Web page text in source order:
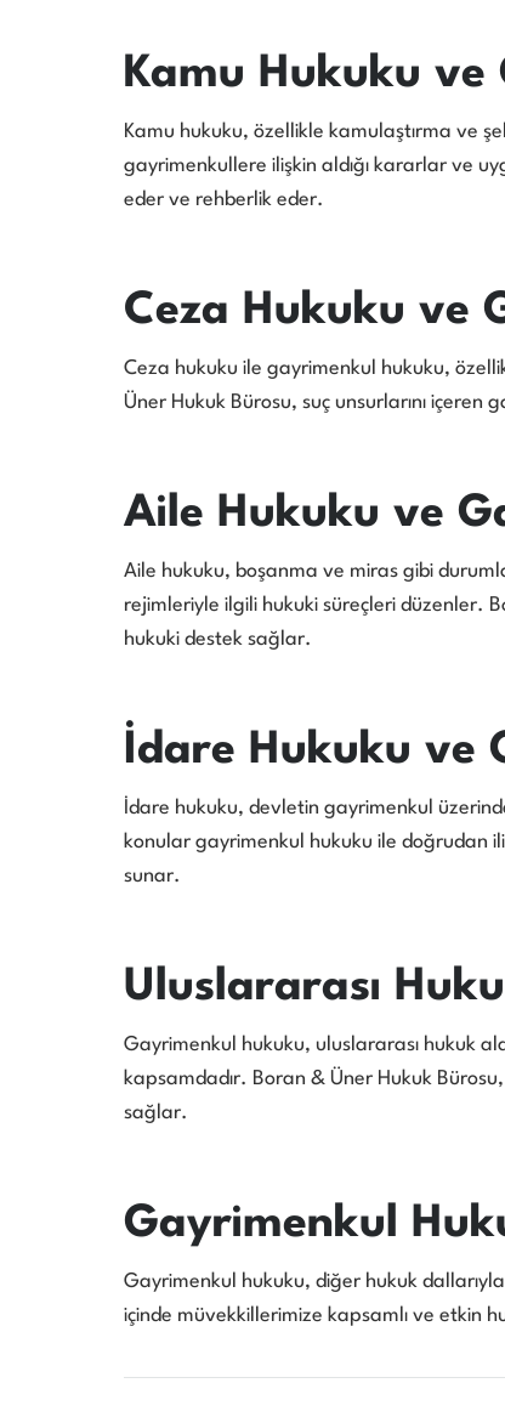
Kamu Hukuku ve
Kamu hukuku, özellikle kamulaştırma ve
gayrimenkullere ilişkin aldığı kararlar ve
eder ve rehberlik eder.
Ceza Hukuku ve
Ceza hukuku ile gayrimenkul hukuku,
Üner Hukuk Bürosu, suç unsurlarını
Aile Hukuku ve
Aile hukuku, boşanma ve miras gibi
rejimleriyle ilgili hukuki süreçleri düzenler.
hukuki destek sağlar.
İdare Hukuku ve
İdare hukuku, devletin gayrimenkul
konular gayrimenkul hukuku ile doğrudan
sunar.
Uluslararası
Gayrimenkul hukuku, uluslararası hukuk
kapsamdadır. Boran & Üner Hukuk
sağlar.
Gayrimenkul
Gayrimenkul hukuku, diğer hukuk
içinde müvekkillerimize kapsamlı ve etkin